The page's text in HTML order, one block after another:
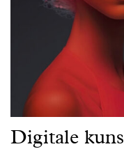
Digitale